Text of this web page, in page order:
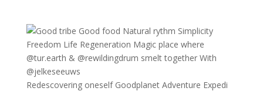
Redescovering oneself Goodplanet Adventure Expedi